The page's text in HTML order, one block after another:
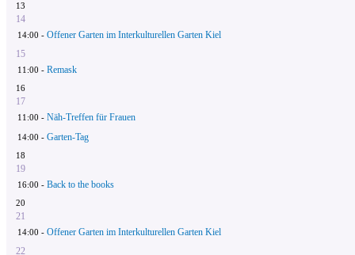
13
14
14:00 - Offener Garten im Interkulturellen Garten Kiel
15
11:00 - Remask
16
17
11:00 - Näh-Treffen für Frauen
14:00 - Garten-Tag
18
19
16:00 - Back to the books
20
21
14:00 - Offener Garten im Interkulturellen Garten Kiel
22